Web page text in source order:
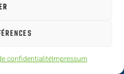
confidentialitéImpressum